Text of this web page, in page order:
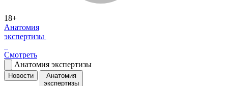
18+
Анатомия
экспертизы
Смотреть
Анатомия экспертизы
Новости
Анатомия
экспертизы